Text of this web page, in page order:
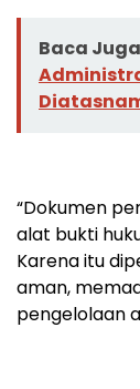
Baca
“Dokumen
alat bukti
Karena itu
aman,
pengelolaan